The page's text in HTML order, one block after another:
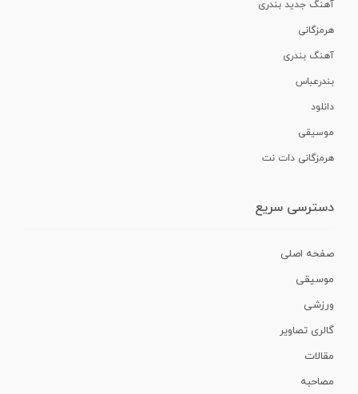
آهنگ جدید بندری
هرمزگانی
آهنگ بندری
بندرعباس
دانلود
موسیقی
هرمزگانی دات نت
دسترسی سریع
صفحه اصلی
موسیقی
ورزشی
گالری تصاویر
مقالات
مصاحبه